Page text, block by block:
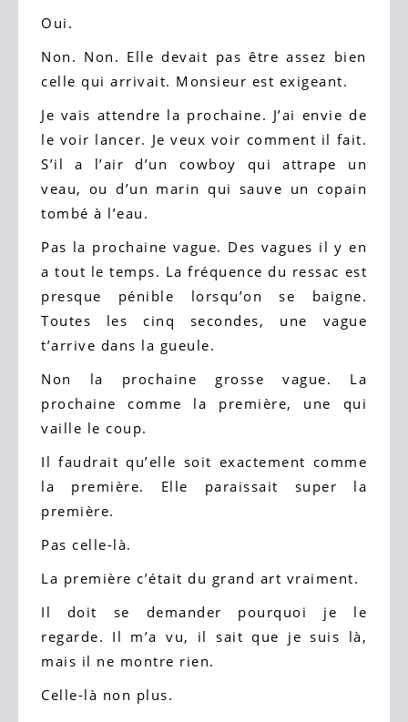
Oui.
Non. Non. Elle devait pas être assez bien
celle qui arrivait. Monsieur est exigeant.
Je vais attendre la prochaine. J’ai envie de
le voir lancer. Je veux voir comment il fait.
S’il a l’air d’un cowboy qui attrape un
veau, ou d’un marin qui sauve un copain
tombé à l’eau.
Pas la prochaine vague. Des vagues il y en
a tout le temps. La fréquence du ressac est
presque pénible lorsqu’on se baigne.
Toutes les cinq secondes, une vague
t’arrive dans la gueule.
Non la prochaine grosse vague. La
prochaine comme la première, une qui
vaille le coup.
Il faudrait qu’elle soit exactement comme
la première. Elle paraissait super la
première.
Pas celle-là.
La première c’était du grand art vraiment.
Il doit se demander pourquoi je le
regarde. Il m’a vu, il sait que je suis là,
mais il ne montre rien.
Celle-là non plus.